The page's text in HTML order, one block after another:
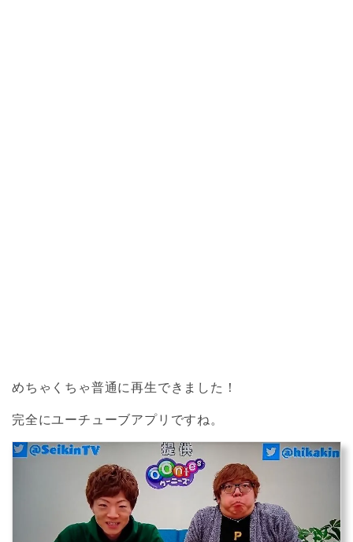
めちゃくちゃ普通に再生できました！
完全にユーチューブアプリですね。